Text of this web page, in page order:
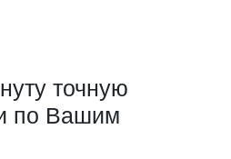
точную
по Вашим